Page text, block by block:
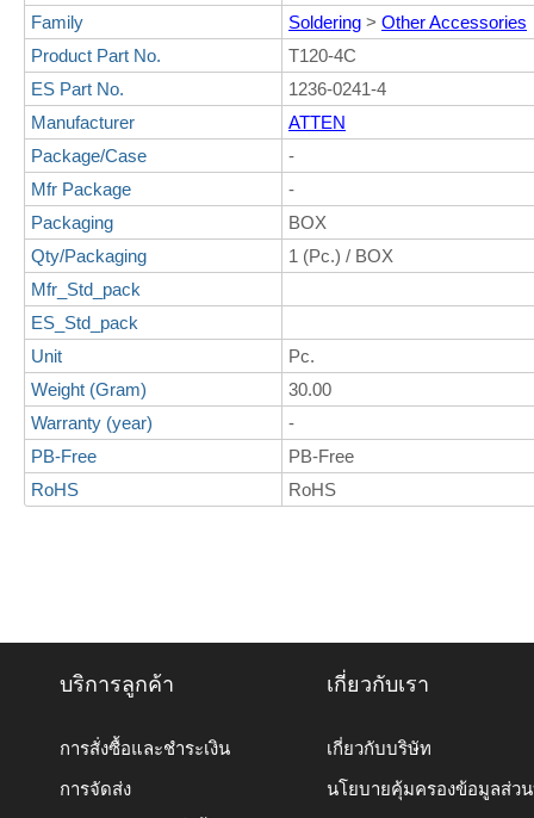
Family
Soldering > Other Accessories
Product Part No.
T120-4C
ES Part No.
1236-0241-4
Manufacturer
ATTEN
Package/Case
-
Mfr Package
-
Packaging
BOX
Qty/Packaging
1 (Pc.) / BOX
Mfr_Std_pack
ES_Std_pack
Unit
Pc.
Weight (Gram)
30.00
Warranty (year)
-
PB-Free
PB-Free
RoHS
RoHS
บริการลูกค้า
การสั่งซื้อและชำระเงิน
การจัดส่ง
เกี่ยวกับเรา
เกี่ยวกับบริษัท
นโยบายคุ้มครองข้อมูลส่ว